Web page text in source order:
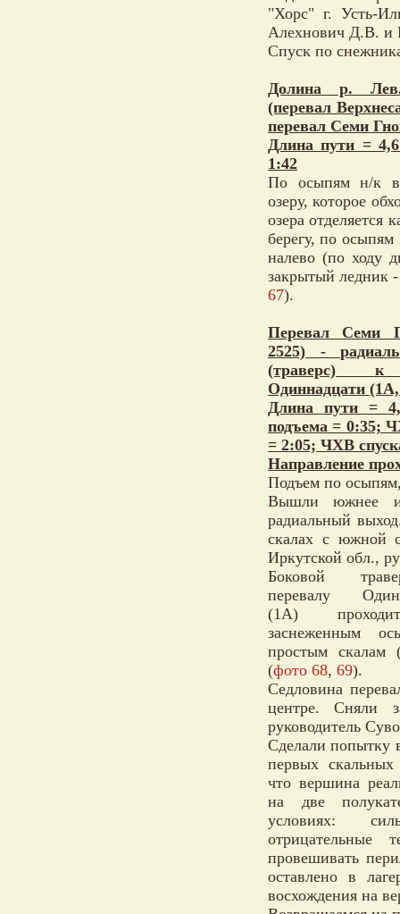
"Хорс" г. Усть-
Алехнович Д.В.
Спуск по
Долина р.
(перевал
перевал Семи
Длина пути =
1:42
По осыпям н/к
озеру, которое
озера
берегу, по
налево (по ходу
закрытый ледник
67).
Перевал Семи
2525) -
(траверс) к
Одиннадцати
Длина пути =
подъема = 0:35;
= 2:05; ЧХВ
Направление
Подъем по
Вышли южнее и
радиальный
скалах с южной
Иркутской обл.,
Боковой
перевалу
(1А)
заснеженным
простым скалам
(фото 68, 69).
Седловина
центре. Сняли
руководитель
Сделали попытку
первых
что вершина
на две
условиях:
провешивать
оставлено в
восхождения на